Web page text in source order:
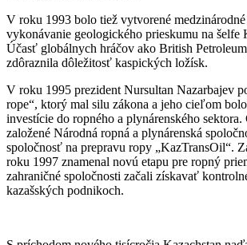
V roku 1993 bolo tiež vytvorené
vykonávanie geologického prieskumu na šelfe
Účasť globálnych hráčov ako British
zdôraznila dôležitosť kaspických ložísk.
V roku 1995 prezident Nursultan Nazarbajev
rope“, ktorý mal silu zákona a jeho cieľom
investície do ropného a plynárenského
založené Národná ropná a plynárenská
spoločnosť na prepravu ropy „KazTransOil“.
roku 1997 znamenal novú etapu pre ropný
zahraničné spoločnosti začali získavať
kazašských podnikoch.